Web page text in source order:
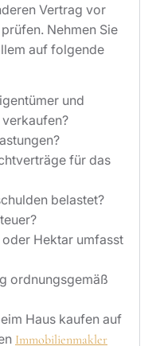
Vertrag vor
Nehmen Sie
auf folgende
und
für das
belastet?
Hektar umfasst
ordnungsgemäß
Haus kaufen auf
Immobilienmakler